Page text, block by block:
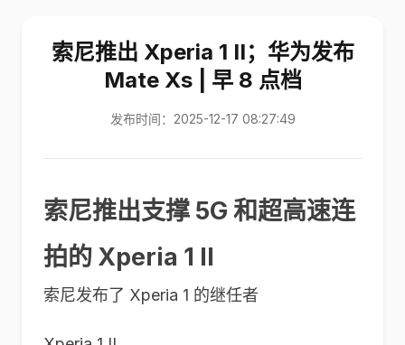
索尼推出 Xperia 1 II；华为发布
Mate Xs | 早 8 点档
发布时间：2025-12-17 08:27:49
索尼推出支撑 5G 和超高速连
拍的 Xperia 1 II
索尼发布了 Xperia 1 的继任者